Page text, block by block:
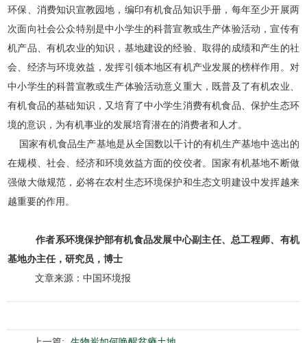
环保、消费知识宣教园地，编印有机食品知识手册，每年至少开展两
次面向社会公众特别是中小学生的科普宣教或生产体验活动，宣传有
机产品、有机农业的知识，基地建设的经验、取得的成绩和产生的社
会、经济与环境效益，发挥引领本地区有机产业发展的榜样作用。对
中小学生的科普宣教或生产体验活动意义重大，既普及了有机农业、
有机食品的基础知识，又培育了中小学生消费有机食品、保护生态环
境的意识，为有机事业的发展培育潜在的消费者和人才。
国家有机食品生产基地是从全国数以千计的有机生产基地中选出的
在规模、社会、经济和环境效益方面的佼佼者。国家有机基地不断做
强做大做规范，必将在农村生态环境保护和生态文明建设中发挥越来
越重要的作用。
作者系环境保护部有机食品发展中心副主任、总工程师、有机
基地办主任，研究员，博士
文章来源：中国环境报